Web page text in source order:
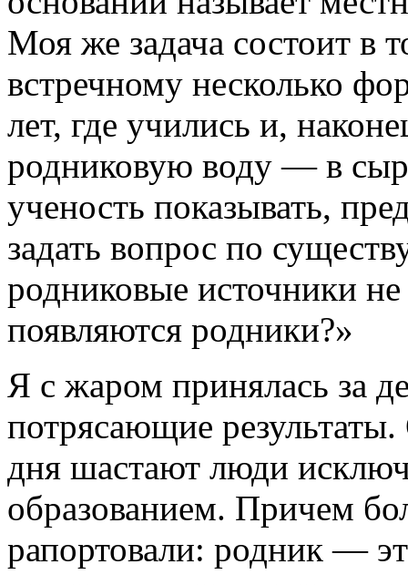
Моя же задача состоит в
встречному несколько
лет, где учились и,
родниковую воду — в
ученость показывать,
задать вопрос по
родниковые источники
появляются родники?»
Я с жаром принялась за
потрясающие результаты.
дня шастают люди
образованием. Причем
рапортовали: родник —